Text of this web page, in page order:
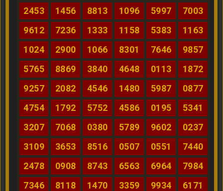
2453
1456 8813 1096 5997
7003
9612
7236 1333 1158 5383
1163
1024
2900 1066 8301 7646
9857
5765
8869 3840 4648 0113
1872
9257
2082 4546 1480 5987
0877
4754
1792 5752 4586 0195
5341
3207
7068 0380 5789 9602
0237
3109
3653 8516 0507 0551
7440
2478
0908 8743 6563 6964
7984
7346
8118 1470 3359 9934
6171